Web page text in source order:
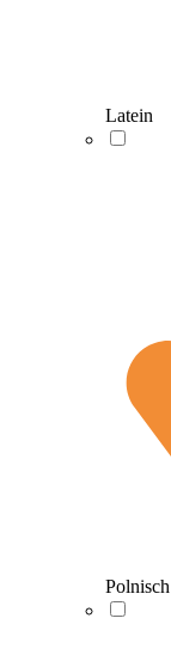
Latein
Polnisch